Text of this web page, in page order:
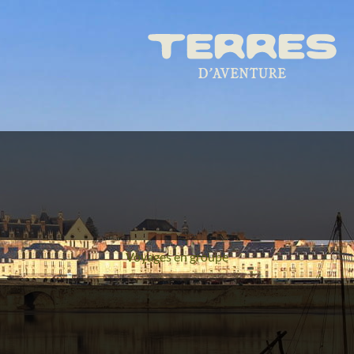
Voyages en groupe